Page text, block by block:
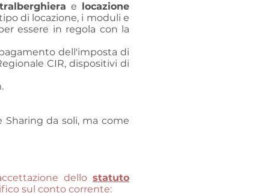
e locazione
di locazione, i moduli e
essere in regola con la
dell'imposta di
CIR, dispositivi di
da soli, ma come
dello statuto
sul conto corrente: